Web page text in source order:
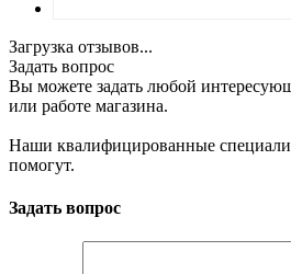
Загрузка отзывов...
Задать вопрос
Вы можете задать любой
или работе магазина.
Наши квалифицированные
помогут.
Задать вопрос